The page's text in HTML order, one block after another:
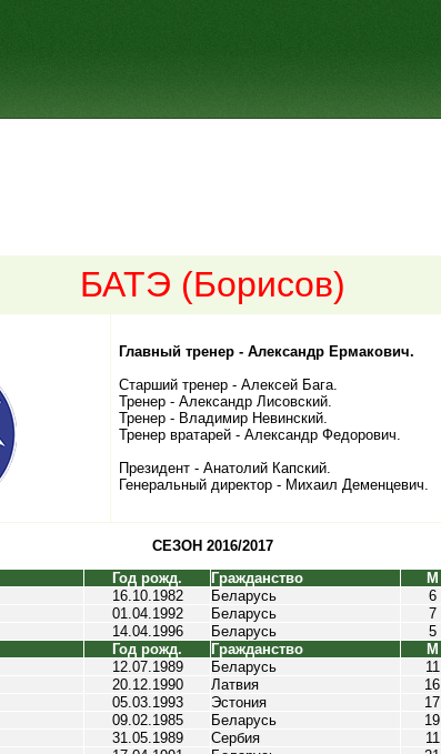
БАТЭ (Борисов)
Главный тренер - Александр Ермакович.
Старший тренер - Алексей Бага.
Тренер - Александр Лисовский.
Тренер - Владимир Невинский.
Тренер вратарей - Александр Федорович.
Президент - Анатолий Капский.
Генеральный директор - Михаил Деменцевич.
СЕЗОН 2016/2017
Год рожд. Гражданство М
16.10.1982 Беларусь 6
01.04.1992 Беларусь 7
14.04.1996 Беларусь 5
Год рожд. Гражданство М
12.07.1989 Беларусь 11
20.12.1990 Латвия 16
05.03.1993 Эстония 17
09.02.1985 Беларусь 19
31.05.1989 Сербия 11